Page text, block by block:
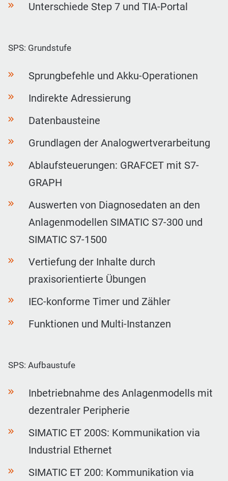
Unterschiede Step 7 und TIA-Portal
SPS: Grundstufe
Sprungbefehle und Akku-Operationen
Indirekte Adressierung
Datenbausteine
Grundlagen der Analogwertverarbeitung
Ablaufsteuerungen: GRAFCET mit S7-
GRAPH
Auswerten von Diagnosedaten an den
Anlagenmodellen SIMATIC S7-300 und
SIMATIC S7-1500
Vertiefung der Inhalte durch
praxisorientierte Übungen
IEC-konforme Timer und Zähler
Funktionen und Multi-Instanzen
SPS: Aufbaustufe
Inbetriebnahme des Anlagenmodells mit
dezentraler Peripherie
SIMATIC ET 200S: Kommunikation via
Industrial Ethernet
SIMATIC ET 200: Kommunikation via